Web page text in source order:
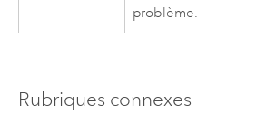
problème.
Rubriques connexes